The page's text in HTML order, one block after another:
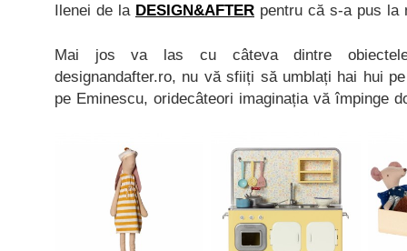
Ilenei de la DESIGN&AFTER pentru că s-a pus la
Mai jos va las cu câteva dintre
designandafter.ro, nu vă sfiiți să umblați hai hui
pe Eminescu, oridecâteori imaginația vă împinge